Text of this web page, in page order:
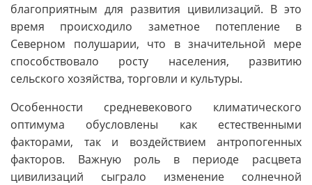
благоприятным для развития цивилизаций. В это
время происходило заметное потепление в
Северном полушарии, что в значительной мере
способствовало росту населения, развитию
сельского хозяйства, торговли и культуры.
Особенности средневекового климатического
оптимума обусловлены как естественными
факторами, так и воздействием антропогенных
факторов. Важную роль в периоде расцвета
цивилизаций сыграло изменение солнечной